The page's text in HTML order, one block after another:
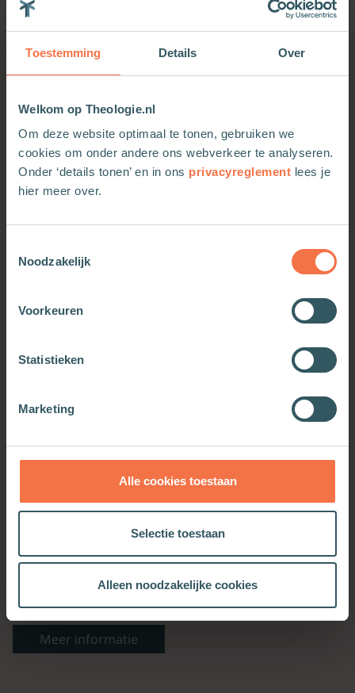
Toestemming Details Over
Welkom op Theologie.nl
Om deze website optimaal te tonen, gebruiken we
cookies om onder andere ons webverkeer te analyseren.
Onder ‘details tonen’ en in ons privacyreglement lees je
hier meer over.
Noodzakelijk
Voorkeuren
Statistieken
Marketing
Alle cookies toestaan
Selectie toestaan
Alleen noodzakelijke cookies
Meer informatie Meer informatie
Meer informatie